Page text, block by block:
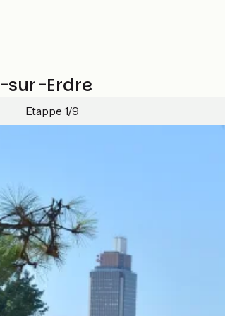
sur-Erdre
Etappe 1/9